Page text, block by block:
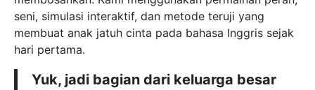
seni, simulasi interaktif, dan metode teruji yang
membuat anak jatuh cinta pada bahasa Inggris sejak
hari pertama.
Yuk, jadi bagian dari keluarga besar